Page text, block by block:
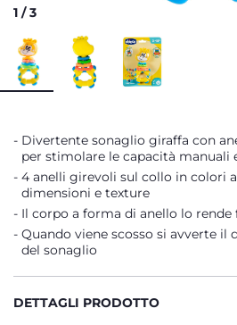
1 /3
Divertente sonaglio giraffa con
per stimolare le capacità manuali
4 anelli girevoli sul collo in colori
dimensioni e texture
Il corpo a forma di anello lo rende
Quando viene scosso si avverte
del sonaglio
DETTAGLI PRODOTTO